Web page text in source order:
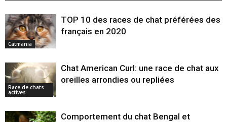
Catmania
TOP 10 des races de chat préférées des
français en 2020
Race de chats
actives
Chat American Curl: une race de chat aux
oreilles arrondies ou repliées
Comportement du chat Bengal et